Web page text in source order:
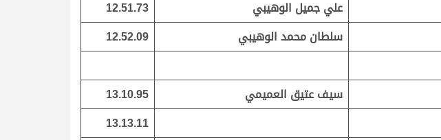
علي جميل الوهيبي
12.51.73
سلطان محمد الوهيبي 12.52.09
سيف عتيق العميمي
13.10.95
13.13.11